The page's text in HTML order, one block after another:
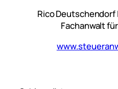
Rico
Fachanwalt